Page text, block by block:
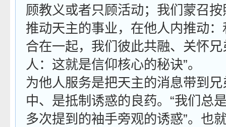
顾教义或者只顾活动；我们蒙召
推动天主的事业，在他人内推动
合在一起，我们彼此共融、关怀
人：这就是信仰核心的秘诀”。
为他人服务是把天主的消息带到
中、是抵制诱惑的良药。“我们总
多次提到的袖手旁观的诱惑”。也